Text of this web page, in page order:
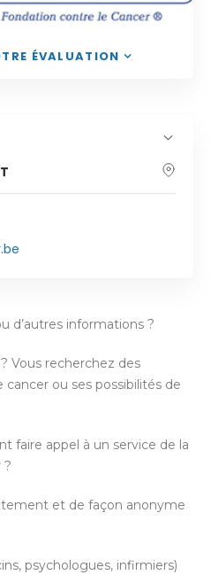
ÉVALUATION
d’autres informations ?
Vous recherchez des
ou ses possibilités de
faire appel à un service de la
?
et de façon anonyme
psychologues, infirmiers)